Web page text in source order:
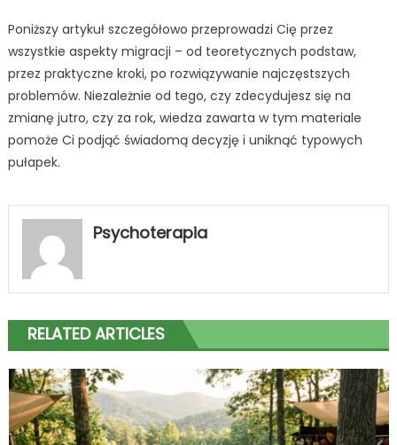
Poniższy artykuł szczegółowo przeprowadzi Cię przez
wszystkie aspekty migracji – od teoretycznych podstaw,
przez praktyczne kroki, po rozwiązywanie najczęstszych
problemów. Niezależnie od tego, czy zdecydujesz się na
zmianę jutro, czy za rok, wiedza zawarta w tym materiale
pomoże Ci podjąć świadomą decyzję i uniknąć typowych
pułapek.
Psychoterapia
RELATED ARTICLES